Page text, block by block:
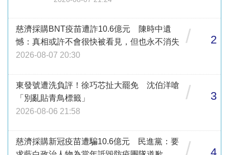
慈濟採購BNT疫苗遭詐10.6億元 陳時中遺
憾：真相或許不會很快被看見，但也永不消失
2026-08-07 20:30
/ 2
東發號遭洗負評！徐巧芯扯大罷免 沈伯洋嗆
「別亂貼青鳥標籤」
2026-08-06 21:58
/ 3
慈濟採購新冠疫苗遭騙10.6億元 民進黨：要
/ 4